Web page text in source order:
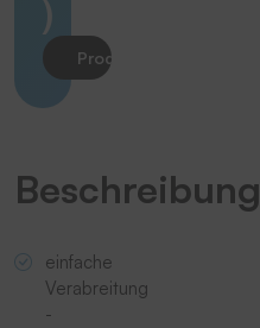
)
Produkt anfragen
Beschreibung
einfache
Verabreitung
-